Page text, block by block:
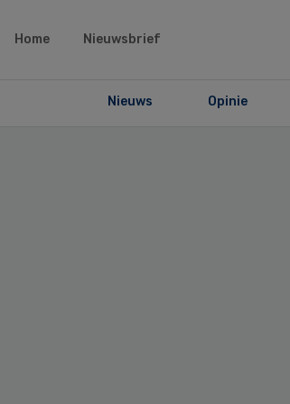
Home Nieuwsbrief
Nieuws Opinie